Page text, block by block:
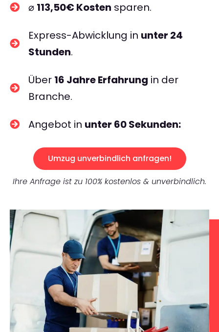
⌀ 113,50€ Kosten sparen.
Express-Abwicklung in unter 24
Stunden.
Über 16 Jahre Erfahrung in der
Branche.
Angebot in unter 60 Sekunden:
Umzug unverbindlich anfragen!
Ihre Anfrage ist zu 100% kostenlos & unverbindlich.